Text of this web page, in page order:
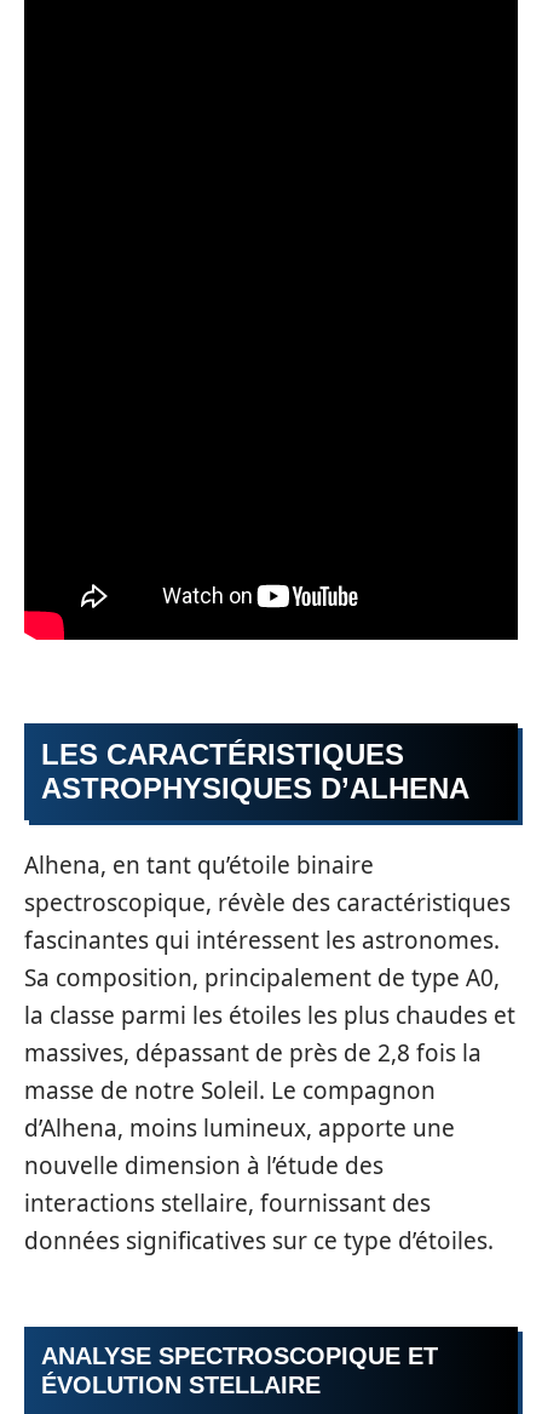
LES CARACTÉRISTIQUES
ASTROPHYSIQUES D’ALHENA
Alhena, en tant qu’étoile binaire
spectroscopique, révèle des caractéristiques
fascinantes qui intéressent les astronomes.
Sa composition, principalement de type A0,
la classe parmi les étoiles les plus chaudes et
massives, dépassant de près de 2,8 fois la
masse de notre Soleil. Le compagnon
d’Alhena, moins lumineux, apporte une
nouvelle dimension à l’étude des
interactions stellaire, fournissant des
données significatives sur ce type d’étoiles.
ANALYSE SPECTROSCOPIQUE ET
ÉVOLUTION STELLAIRE